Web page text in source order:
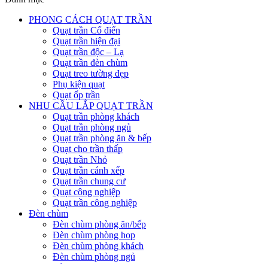
PHONG CÁCH QUẠT TRẦN
Quạt trần Cổ điển
Quạt trần hiện đại
Quạt trần độc – Lạ
Quạt trần đèn chùm
Quạt treo tường đẹp
Phụ kiện quạt
Quạt ốp trần
NHU CẦU LẮP QUẠT TRẦN
Quạt trần phòng khách
Quạt trần phòng ngủ
Quạt trần phòng ăn & bếp
Quạt cho trần thấp
Quạt trần Nhỏ
Quạt trần cánh xếp
Quạt trần chung cư
Quạt công nghiệp
Quạt trần công nghiệp
Đèn chùm
Đèn chùm phòng ăn/bếp
Đèn chùm phòng họp
Đèn chùm phòng khách
Đèn chùm phòng ngủ